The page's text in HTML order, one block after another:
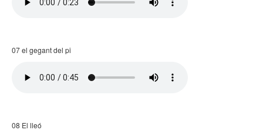
07 el gegant del pi
08 El lleó